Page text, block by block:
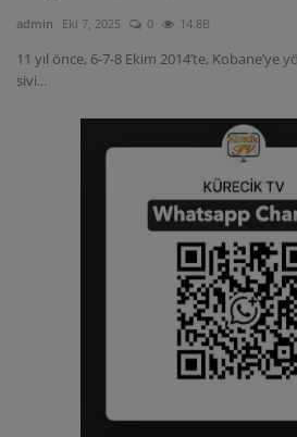
admin Eki 7, 2025 0 14.8B
11 yıl önce, 6-7-8 Ekim 2014’te, Kobane’ye
sivi...